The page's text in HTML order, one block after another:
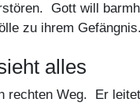
Gott will
zu ihrem Gefängnis.
alles
rechten Weg. Er